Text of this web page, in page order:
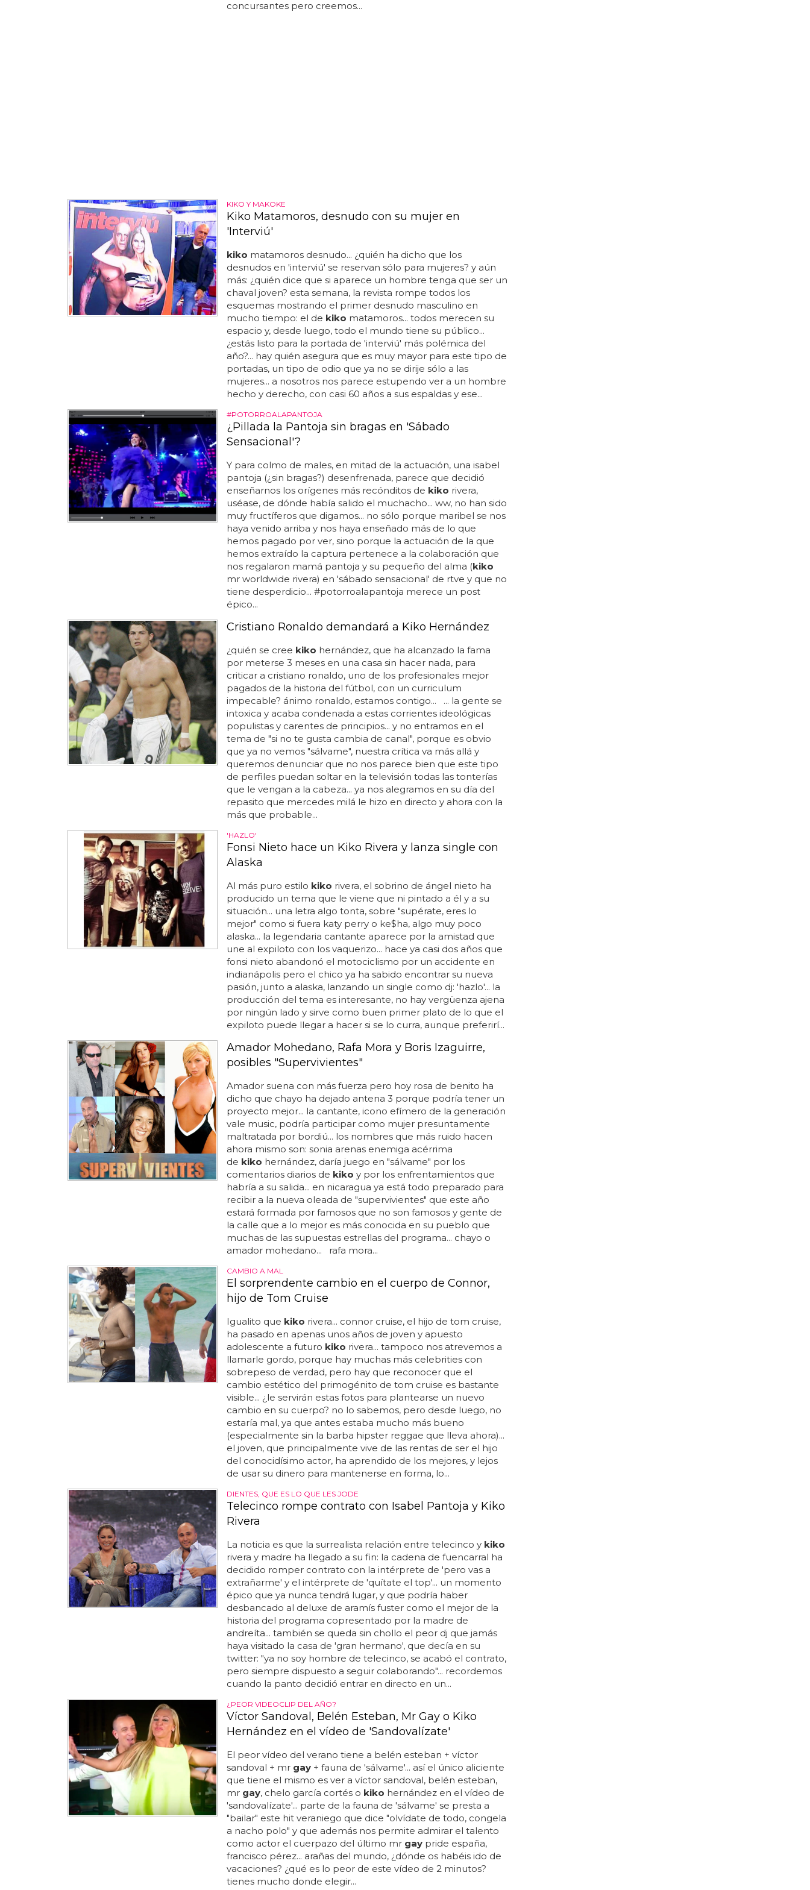
concursantes pero creemos...
KIKO Y MAKOKE
Kiko Matamoros, desnudo con su mujer en
'Interviú'
kiko matamoros desnudo... ¿quién ha dicho que los
desnudos en 'interviú' se reservan sólo para mujeres? y aún
más: ¿quién dice que si aparece un hombre tenga que ser un
chaval joven? esta semana, la revista rompe todos los
esquemas mostrando el primer desnudo masculino en
mucho tiempo: el de kiko matamoros... todos merecen su
espacio y, desde luego, todo el mundo tiene su público...
¿estás listo para la portada de 'interviú' más polémica del
año?... hay quién asegura que es muy mayor para este tipo de
portadas, un tipo de odio que ya no se dirije sólo a las
mujeres... a nosotros nos parece estupendo ver a un hombre
hecho y derecho, con casi 60 años a sus espaldas y ese...
#POTORROALAPANTOJA
¿Pillada la Pantoja sin bragas en 'Sábado
Sensacional'?
Y para colmo de males, en mitad de la actuación, una isabel
pantoja (¿sin bragas?) desenfrenada, parece que decidió
enseñarnos los orígenes más recónditos de kiko rivera,
uséase, de dónde había salido el muchacho... ww, no han sido
muy fructíferos que digamos... no sólo porque maribel se nos
haya venido arriba y nos haya enseñado más de lo que
hemos pagado por ver, sino porque la actuación de la que
hemos extraído la captura pertenece a la colaboración que
nos regalaron mamá pantoja y su pequeño del alma (kiko
mr worldwide rivera) en 'sábado sensacional' de rtve y que no
tiene desperdicio... #potorroalapantoja merece un post
épico...
Cristiano Ronaldo demandará a Kiko Hernández
¿quién se cree kiko hernández, que ha alcanzado la fama
por meterse 3 meses en una casa sin hacer nada, para
criticar a cristiano ronaldo, uno de los profesionales mejor
pagados de la historia del fútbol, con un curriculum
impecable? ánimo ronaldo, estamos contigo... ... la gente se
intoxica y acaba condenada a estas corrientes ideológicas
populistas y carentes de principios... y no entramos en el
tema de "si no te gusta cambia de canal", porque es obvio
que ya no vemos "sálvame", nuestra crítica va más allá y
queremos denunciar que no nos parece bien que este tipo
de perfiles puedan soltar en la televisión todas las tonterías
que le vengan a la cabeza... ya nos alegramos en su día del
repasito que mercedes milá le hizo en directo y ahora con la
más que probable...
'HAZLO'
Fonsi Nieto hace un Kiko Rivera y lanza single con
Alaska
Al más puro estilo kiko rivera, el sobrino de ángel nieto ha
producido un tema que le viene que ni pintado a él y a su
situación... una letra algo tonta, sobre "supérate, eres lo
mejor" como si fuera katy perry o ke$ha, algo muy poco
alaska... la legendaria cantante aparece por la amistad que
une al expiloto con los vaquerizo... hace ya casi dos años que
fonsi nieto abandonó el motociclismo por un accidente en
indianápolis pero el chico ya ha sabido encontrar su nueva
pasión, junto a alaska, lanzando un single como dj: 'hazlo'... la
producción del tema es interesante, no hay vergüenza ajena
por ningún lado y sirve como buen primer plato de lo que el
expiloto puede llegar a hacer si se lo curra, aunque preferirí...
Amador Mohedano, Rafa Mora y Boris Izaguirre,
posibles "Supervivientes"
Amador suena con más fuerza pero hoy rosa de benito ha
dicho que chayo ha dejado antena 3 porque podría tener un
proyecto mejor... la cantante, icono efímero de la generación
vale music, podría participar como mujer presuntamente
maltratada por bordiú... los nombres que más ruido hacen
ahora mismo son: sonia arenas enemiga acérrima
de kiko hernández, daría juego en "sálvame" por los
comentarios diarios de kiko y por los enfrentamientos que
habría a su salida... en nicaragua ya está todo preparado para
recibir a la nueva oleada de "supervivientes" que este año
estará formada por famosos que no son famosos y gente de
la calle que a lo mejor es más conocida en su pueblo que
muchas de las supuestas estrellas del programa... chayo o
amador mohedano... rafa mora...
CAMBIO A MAL
El sorprendente cambio en el cuerpo de Connor,
hijo de Tom Cruise
Igualito que kiko rivera... connor cruise, el hijo de tom cruise,
ha pasado en apenas unos años de joven y apuesto
adolescente a futuro kiko rivera... tampoco nos atrevemos a
llamarle gordo, porque hay muchas más celebrities con
sobrepeso de verdad, pero hay que reconocer que el
cambio estético del primogénito de tom cruise es bastante
visible... ¿le servirán estas fotos para plantearse un nuevo
cambio en su cuerpo? no lo sabemos, pero desde luego, no
estaría mal, ya que antes estaba mucho más bueno
(especialmente sin la barba hipster reggae que lleva ahora)...
el joven, que principalmente vive de las rentas de ser el hijo
del conocidísimo actor, ha aprendido de los mejores, y lejos
de usar su dinero para mantenerse en forma, lo...
DIENTES, QUE ES LO QUE LES JODE
Telecinco rompe contrato con Isabel Pantoja y Kiko
Rivera
La noticia es que la surrealista relación entre telecinco y kiko
rivera y madre ha llegado a su fin: la cadena de fuencarral ha
decidido romper contrato con la intérprete de 'pero vas a
extrañarme' y el intérprete de 'quítate el top'... un momento
épico que ya nunca tendrá lugar, y que podría haber
desbancado al deluxe de aramís fuster como el mejor de la
historia del programa copresentado por la madre de
andreíta... también se queda sin chollo el peor dj que jamás
haya visitado la casa de 'gran hermano', que decía en su
twitter: "ya no soy hombre de telecinco, se acabó el contrato,
pero siempre dispuesto a seguir colaborando"... recordemos
cuando la panto decidió entrar en directo en un...
¿PEOR VIDEOCLIP DEL AÑO?
Víctor Sandoval, Belén Esteban, Mr Gay o Kiko
Hernández en el vídeo de 'Sandovalízate'
El peor vídeo del verano tiene a belén esteban + víctor
sandoval + mr gay+ fauna de 'sálvame'... así el único aliciente
que tiene el mismo es ver a víctor sandoval, belén esteban,
mr gay, chelo garcía cortés o kiko hernández en el vídeo de
'sandovalízate'... parte de la fauna de 'sálvame' se presta a
"bailar" este hit veraniego que dice "olvídate de todo, congela
a nacho polo" y que además nos permite admirar el talento
como actor el cuerpazo del último mr gaypride españa,
francisco pérez... arañas del mundo, ¿dónde os habéis ido de
vacaciones? ¿qué es lo peor de este vídeo de 2 minutos?
tienes mucho donde elegir...